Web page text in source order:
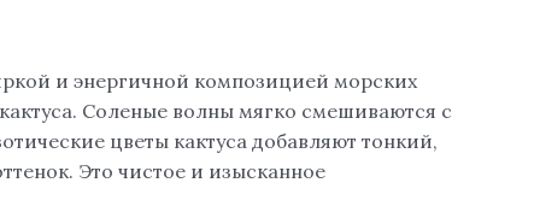
и энергичной композицией морских
Соленые волны мягко смешиваются с
цветы кактуса добавляют тонкий,
Это чистое и изысканное